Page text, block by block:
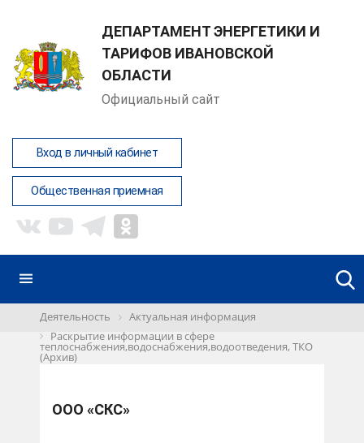
ДЕПАРТАМЕНТ ЭНЕРГЕТИКИ И
ТАРИФОВ ИВАНОВСКОЙ
ОБЛАСТИ
Официальный сайт
Вход в личный кабинет
Общественная приемная
Деятельность
Актуальная информация
Раскрытие информации в сфере
теплоснабжения,водоснабжения,водоотведения, ТКО
(Архив)
ООО «СКС»